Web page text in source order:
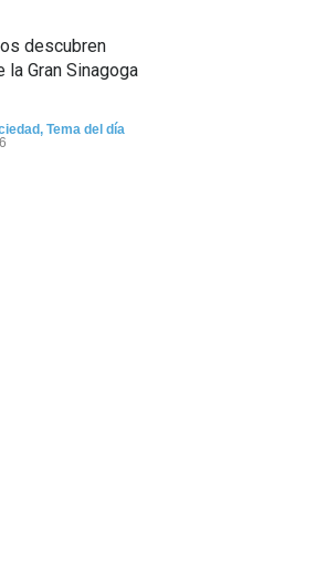
descubren
Gran Sinagoga
, Tema del día